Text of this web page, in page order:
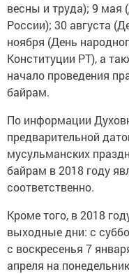
весны и труда); 9
России); 30 августа
ноября (День
Конституции РТ), а
начало проведения
байрам.
По информации
предварительной
мусульманских
байрам в 2018 году
соответственно.
Кроме того, в 2018
выходные дни: с
с воскресенья 7
апреля на